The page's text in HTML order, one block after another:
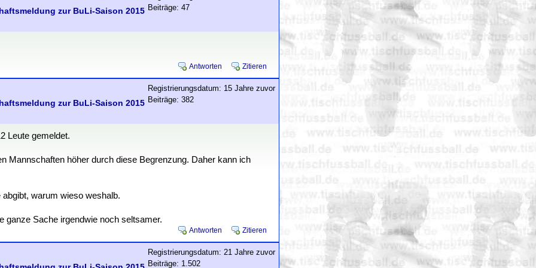
zur BuLi-Saison 2015 Beiträge: 47
Antworten Zitieren
zur BuLi-Saison 2015
Registrierungsdatum: 15 Jahre zuvor
Beiträge: 382
Leute gemeldet.
Mannschaften höher durch diese Begrenzung. Daher kann ich
warum wieso weshalb.
ganze Sache irgendwie noch seltsamer.
Antworten Zitieren
Registrierungsdatum: 21 Jahre zuvor
Beiträge: 1.502